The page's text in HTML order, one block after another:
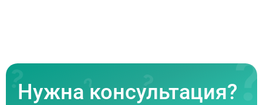
Нужна консультация?